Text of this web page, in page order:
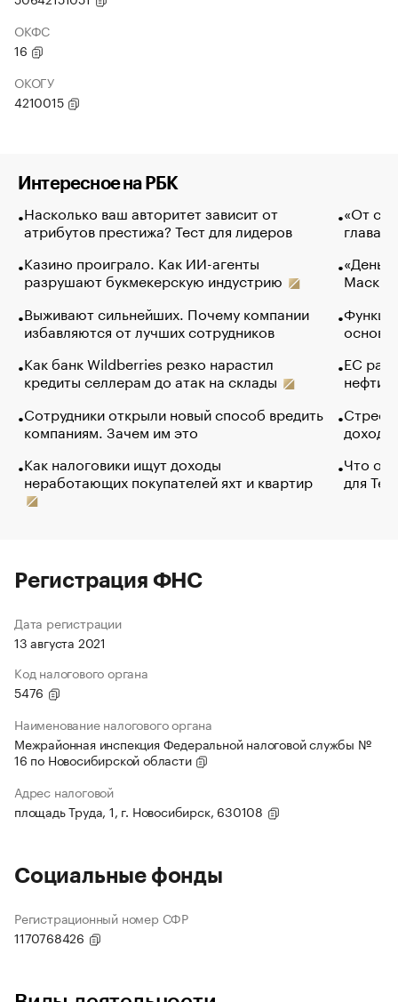
ОКФС
16
ОКОГУ
4210015
Интересное на РБК
Насколько ваш авторитет зависит от
атрибутов престижа? Тест для лидеров
Казино проиграло. Как ИИ-агенты
разрушают букмекерскую индустрию
Выживают сильнейших. Почему компании
избавляются от лучших сотрудников
Как банк Wildberries резко нарастил
кредиты селлерам до атак на склады
Сотрудники открыли новый способ вредить
компаниям. Зачем им это
Как налоговики ищут доходы
неработающих покупателей яхт и квартир
«От
глава
Маск в
основ
ЕС
нефти
Что
для
Регистрация ФНС
Дата регистрации
13 августа 2021
Код налогового органа
5476
Наименование налогового органа
Межрайонная инспекция Федеральной налоговой службы №
16 по Новосибирской области
Адрес налоговой
площадь Труда, 1, г. Новосибирск, 630108
Социальные фонды
Регистрационный номер СФР
1170768426